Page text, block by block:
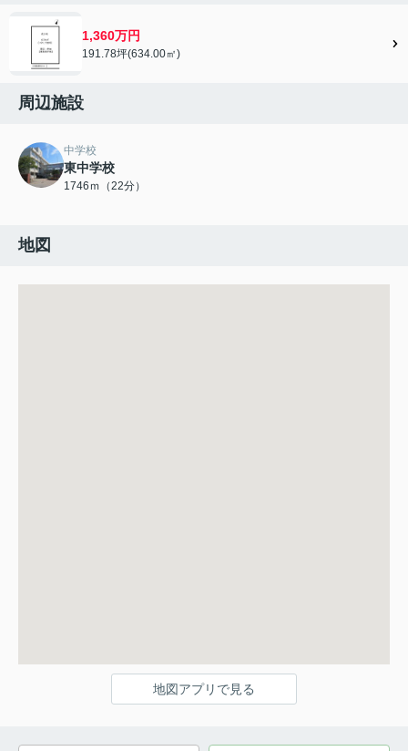
1,360万円
191.78坪(634.00㎡)
周辺施設
中学校
東中学校
1746ｍ（22分）
地図
地図アプリで見る